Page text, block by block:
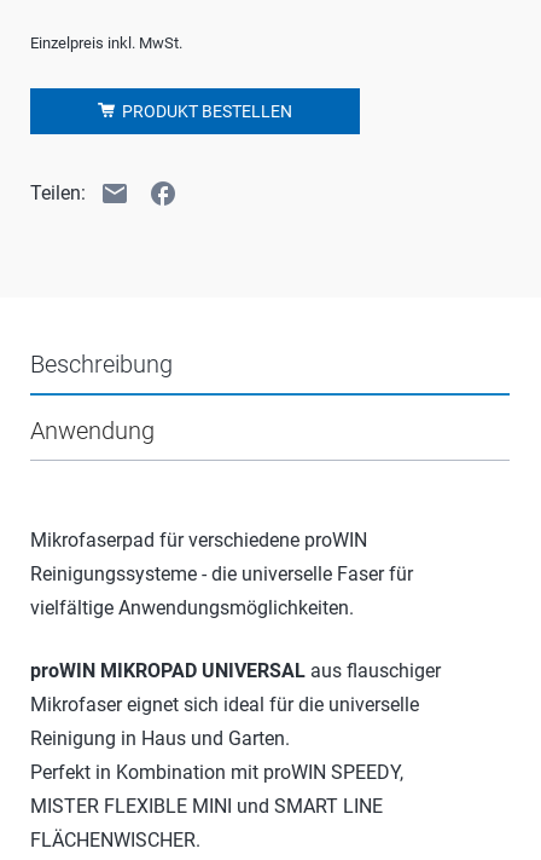
Einzelpreis inkl. MwSt.
PRODUKT BESTELLEN
Teilen: email facebook
Beschreibung
Anwendung
Mikrofaserpad für verschiedene proWIN
Reinigungssysteme - die universelle Faser für
vielfältige Anwendungsmöglichkeiten.
proWIN MIKROPAD UNIVERSALaus flauschiger
Mikrofaser eignet sich ideal für die universelle
Reinigung in Haus und Garten.
Perfekt in Kombination mit proWIN SPEEDY,
MISTER FLEXIBLE MINI und SMART LINE
FLÄCHENWISCHER.